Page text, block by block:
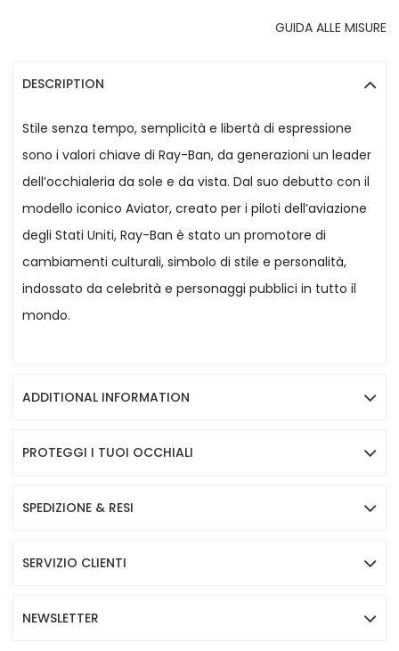
GUIDA ALLE MISURE
DESCRIPTION
Stile senza tempo, semplicità e libertà di espressione
sono i valori chiave di Ray-Ban, da generazioni un leader
dell’occhialeria da sole e da vista. Dal suo debutto con il
modello iconico Aviator, creato per i piloti dell’aviazione
degli Stati Uniti, Ray-Ban è stato un promotore di
cambiamenti culturali, simbolo di stile e personalità,
indossato da celebrità e personaggi pubblici in tutto il
mondo.
ADDITIONAL INFORMATION
PROTEGGI I TUOI OCCHIALI
SPEDIZIONE & RESI
SERVIZIO CLIENTI
NEWSLETTER